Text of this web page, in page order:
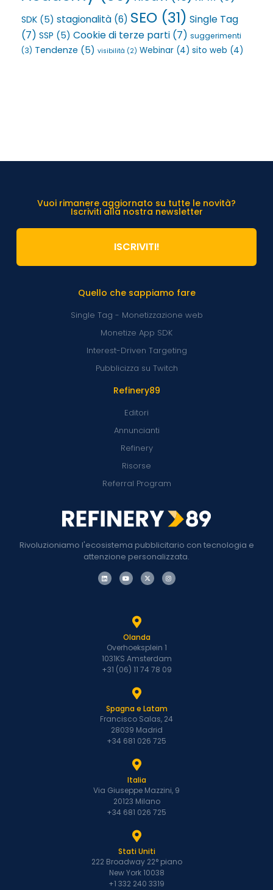
SDK (5) stagionalità (6) SEO (31) Single Tag
(7) SSP (5) Cookie di terze parti (7) suggerimenti
(3) Tendenze (5) visibilità (2) Webinar (4) sito web (4)
Rivoluzioniamo l'ecosistema pubblicitario con tecnologia e
attenzione personalizzata.
Refinery89
Editori
Annuncianti
Refinery
Risorse
Referral Program
Quello che sappiamo fare
Single Tag - Monetizzazione web
Monetize App SDK
Interest-Driven Targeting
Pubblicizza su Twitch
Vuoi rimanere aggiornato su tutte le novità?
Iscriviti alla nostra newsletter
ISCRIVITI!
Olanda
Overhoeksplein 1
1031KS Amsterdam
+31 (06) 11 74 78 09
Spagna e Latam
Francisco Salas, 24
28039 Madrid
+34 681 026 725
Italia
Via Giuseppe Mazzini, 9
20123 Milano
+34 681 026 725
Stati Uniti
222 Broadway 22° piano
New York 10038
+1 332 240 3319